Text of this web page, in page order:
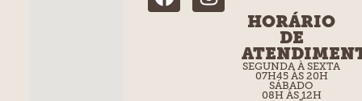
HORÁRIO
DE
SEGUNDA À SEXTA
07H45 ÀS 20H
SÁBADO
08H ÀS 12H